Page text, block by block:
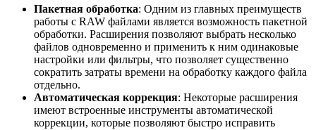
Пакетная обработка: Одним из главных преимуществ
работы с RAW файлами является возможность пакетной
обработки. Расширения позволяют выбрать несколько
файлов одновременно и применить к ним одинаковые
настройки или фильтры, что позволяет существенно
сократить затраты времени на обработку каждого файла
отдельно.
Автоматическая коррекция: Некоторые расширения
имеют встроенные инструменты автоматической
коррекции, которые позволяют быстро исправить